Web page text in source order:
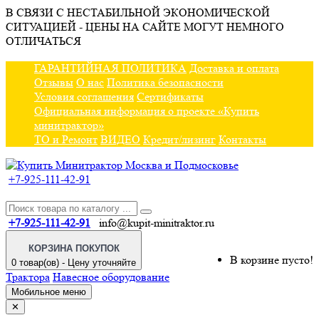
В СВЯЗИ С НЕСТАБИЛЬНОЙ ЭКОНОМИЧЕСКОЙ
СИТУАЦИЕЙ - ЦЕНЫ НА САЙТЕ МОГУТ НЕМНОГО
ОТЛИЧАТЬСЯ
ГАРАНТИЙНАЯ ПОЛИТИКА Доставка и оплата
Отзывы О нас Политика безопасности
Условия соглашения Сертификаты
Официальная информация о проекте «Купить
минитрактор»
ТО и Ремонт ВИДЕО Кредит/лизинг Контакты
+7-925-111-42-91
+7-925-111-42-91 info@kupit-minitraktor.ru
КОРЗИНА ПОКУПОК
0 товар(ов) - Цену уточняйте
В корзине пусто!
Трактора Навесное оборудование
Мобильное меню
✕